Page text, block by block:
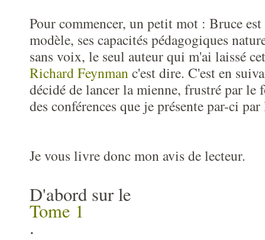
Pour commencer, un petit mot : Bruce
modèle, ses capacités pédagogiques
sans voix, le seul auteur qui m'ai laissé
Richard Feynmanc'est dire. C'est en
décidé de lancer la mienne, frustré par
des conférences que je présente par-ci
Je vous livre donc mon avis de lecteur.
D'abord sur le
Tome 1
.